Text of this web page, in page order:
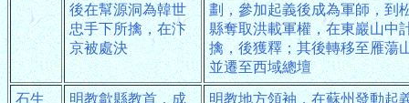
後在幫源洞為韓世
忠手下所擒，在汴
京被處決
劃，參加起義後成為軍師，到
縣奪取洪載軍權，在東巖山中
擒，後獲釋；其後轉移至雁蕩
並遷至西域總壇
石生
明教歙縣教首，成
明教地方領袖，在蘇州發動起